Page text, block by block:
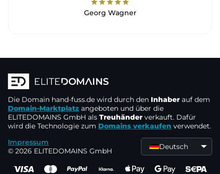
starstarstarstarstar
Georg Wagner
Die Domain hand-fuss.de wird durch den Inhaber auf dem
Domain-Marktplatz angeboten und über die
ELITEDOMAINS GmbH als Treuhänder verkauft. Dafür
wird die Technologie zum Domains verkaufen verwendet.
Impressum
© 2026 ELITEDOMAINS GmbH
Deutsch